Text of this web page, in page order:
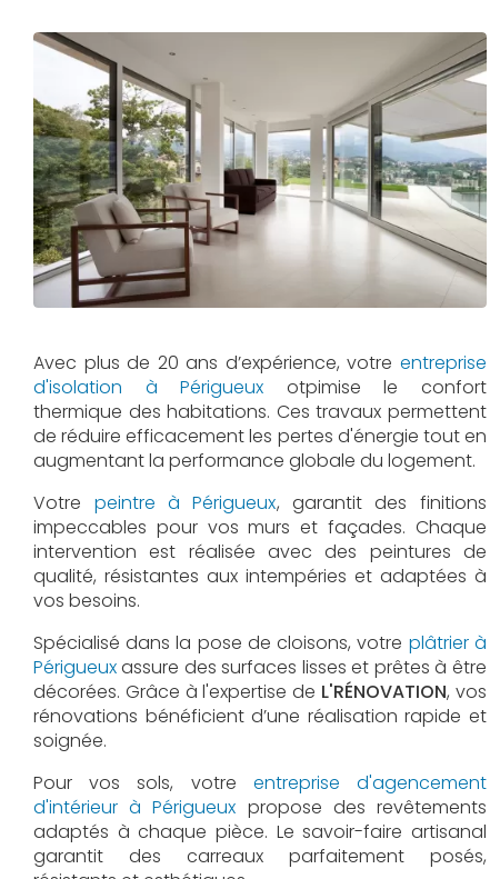
Avec plus de 20 ans d’expérience, votre entreprise
d'isolation à Périgueux otpimise le confort
thermique des habitations. Ces travaux permettent
de réduire efficacement les pertes d'énergie tout en
augmentant la performance globale du logement.
Votre peintre à Périgueux, garantit des finitions
impeccables pour vos murs et façades. Chaque
intervention est réalisée avec des peintures de
qualité, résistantes aux intempéries et adaptées à
vos besoins.
Spécialisé dans la pose de cloisons, votre plâtrier à
Périgueuxassure des surfaces lisses et prêtes à être
décorées. Grâce à l'expertise de L'RÉNOVATION, vos
rénovations bénéficient d’une réalisation rapide et
soignée.
Pour vos sols, votre entreprise d'agencement
d'intérieur à Périgueux propose des revêtements
adaptés à chaque pièce. Le savoir-faire artisanal
garantit des carreaux parfaitement posés,